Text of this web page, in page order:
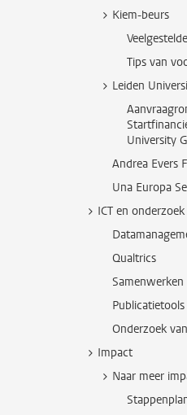
Kiem-beurs
Tips van
Leiden
University
Andrea Evers
Una Europa
ICT en onderzoek
Qualtrics
Samenwerken
Publicatietools
Onderzoek
Impact
Naar meer